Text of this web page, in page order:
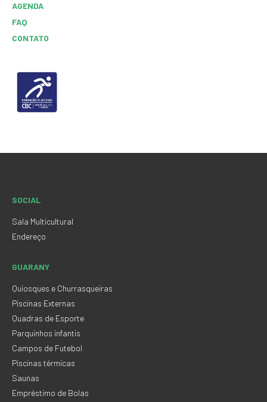
AGENDA
FAQ
CONTATO
SOCIAL
Sala Multicultural
Endereço
GUARANY
Quiosques e Churrasqueiras
Piscinas Externas
Quadras de Esporte
Parquinhos infantis
Campos de Futebol
Piscinas térmicas
Saunas
Empréstimo de Bolas